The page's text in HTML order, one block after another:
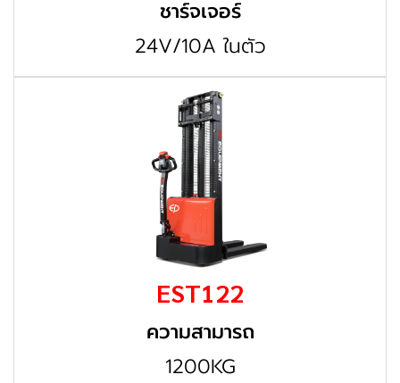
ชาร์จเจอร์
24V/10A ในตัว
EST122
ความสามารถ
1200KG